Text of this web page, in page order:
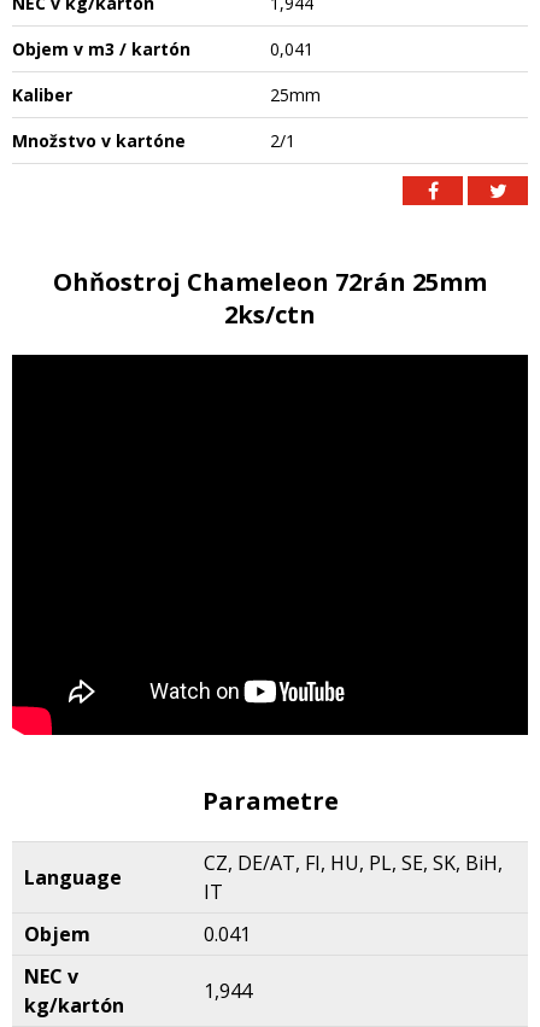
Objem v m3 / kartón
0,041
Kaliber
25mm
Množstvo v kartóne
2/1
Ohňostroj Chameleon 72rán 25mm
2ks/ctn
Parametre
Language
CZ, DE/AT, FI, HU, PL, SE, SK, BiH,
IT
Objem
0.041
NEC v
kg/kartón
1,944